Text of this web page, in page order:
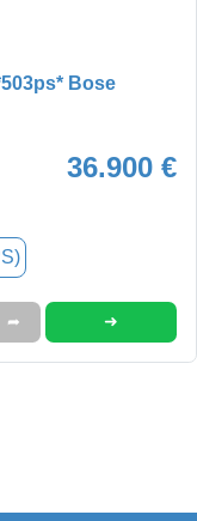
Bose
36.900 €
➦ ➜